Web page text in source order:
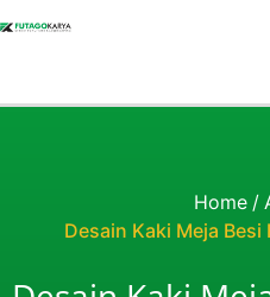
Home /
Desain Kaki Meja